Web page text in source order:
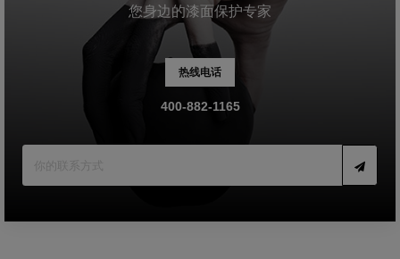
您身边的漆面保护专家
热线电话
400-882-1165